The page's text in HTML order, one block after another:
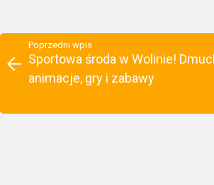
Poprzedni wpis
Sportowa środa w Wolinie!
animacje, gry i zabawy